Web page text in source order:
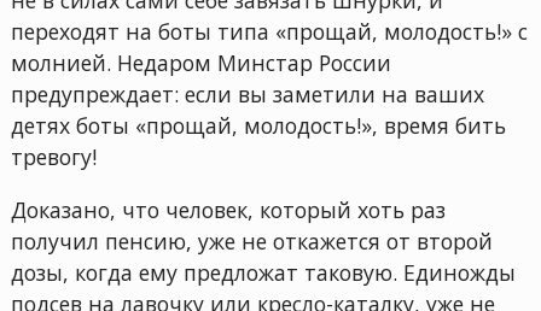
переходят на боты типа «прощай, молодость!» с
молнией. Недаром Минстар России
предупреждает: если вы заметили на ваших
детях боты «прощай, молодость!», время бить
тревогу!
Доказано, что человек, который хоть раз
получил пенсию, уже не откажется от второй
дозы, когда ему предложат таковую. Единожды
подсев на лавочку или кресло-каталку, уже не